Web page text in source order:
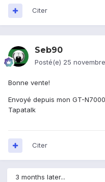
Citer
Seb90
Posté(e) 25
Bonne vente!
Envoyé depuis mon GT-
Tapatalk
Citer
3 months later...